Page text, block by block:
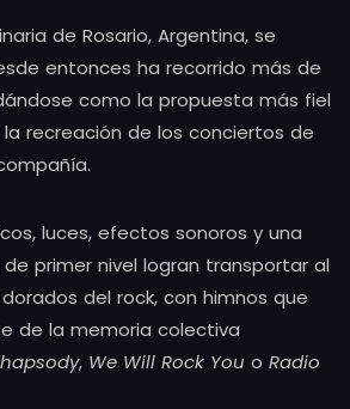
de Rosario, Argentina, se
entonces ha recorrido más de
como la propuesta más fiel
recreación de los conciertos de
luces, efectos sonoros y una
primer nivel logran transportar al
del rock, con himnos que
de la memoria colectiva
, We Will Rock You o Radio